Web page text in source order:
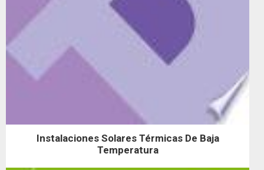
Instalaciones Solares Térmicas De Baja
Temperatura